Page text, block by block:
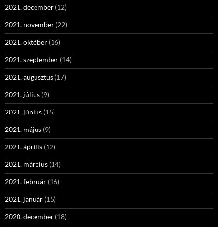
2021. december (12)
2021. november (22)
2021. október (16)
2021. szeptember (14)
2021. augusztus (17)
2021. július (9)
2021. június (15)
2021. május (9)
2021. április (12)
2021. március (14)
2021. február (16)
2021. január (15)
2020. december (18)